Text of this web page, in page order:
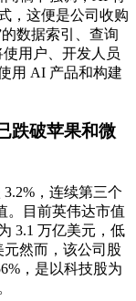
，这便是公司收购
数据索引、查询
用户、开发人员
用 AI 产品和构建
跌破苹果和微
，连续第三个
。目前英伟达市值
3.1 万亿美元，低
元然而，该公司股
，是以科技股为